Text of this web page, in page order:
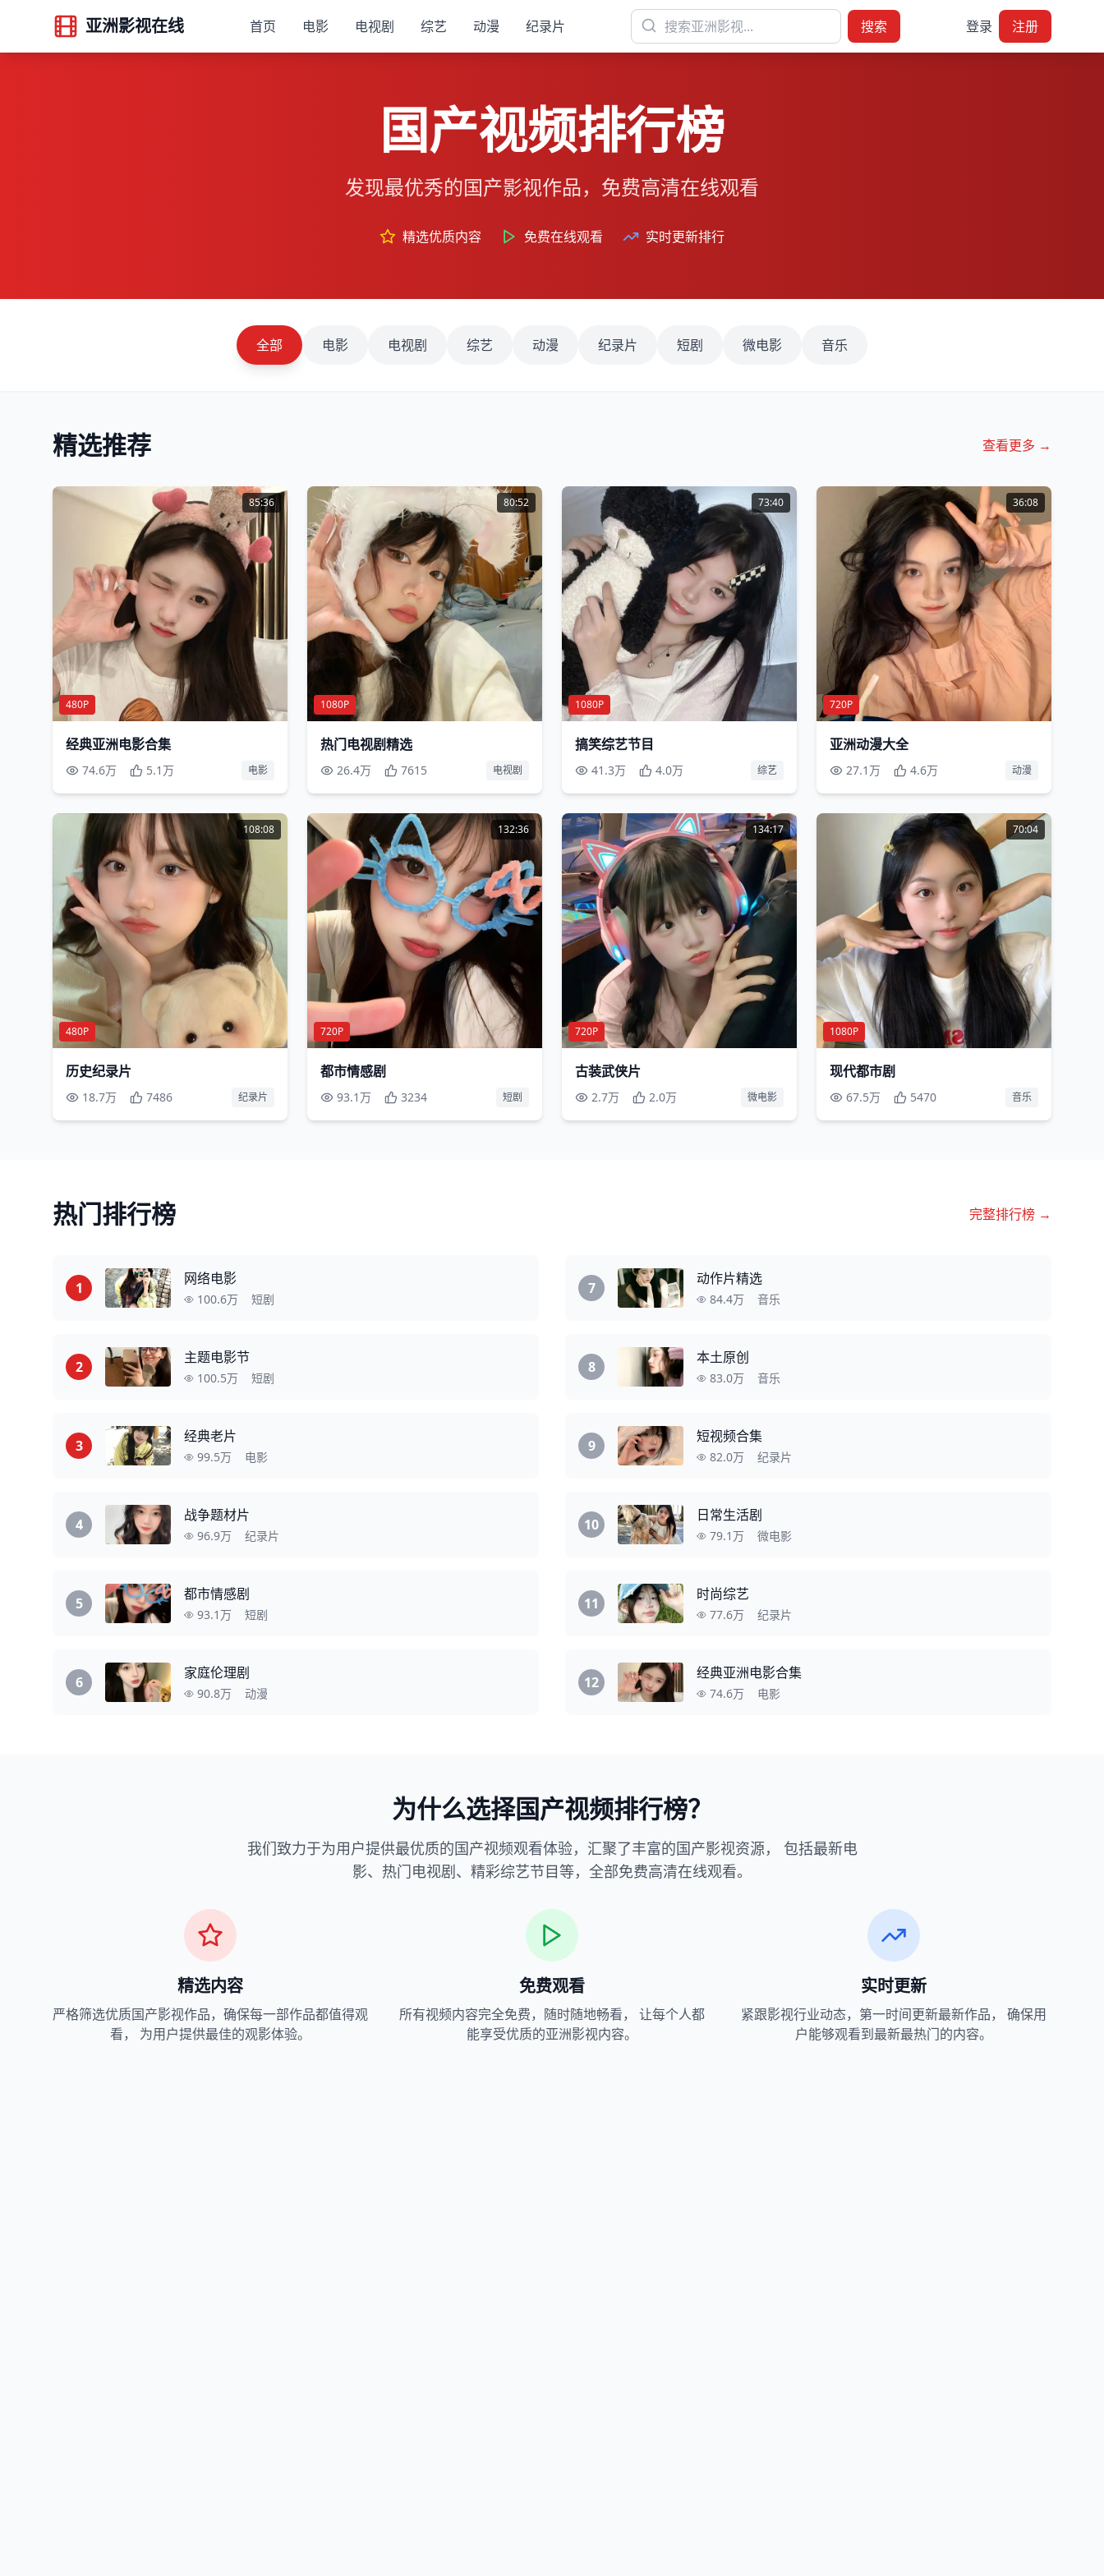
亚洲影视在线 首页 电影 电视剧 综艺 动漫 纪录片 搜索 登录 注册
国产视频排行榜
发现最优秀的国产影视作品，免费高清在线观看
精选优质内容 免费在线观看 实时更新排行
全部 电影 电视剧 综艺 动漫 纪录片 短剧 微电影 音乐
精选推荐 查看更多 →
85:36
480P
经典亚洲电影合集
74.6万 5.1万 电影
80:52
1080P
热门电视剧精选
26.4万 7615 电视剧
73:40
1080P
搞笑综艺节目
41.3万 4.0万 综艺
36:08
720P
亚洲动漫大全
27.1万 4.6万 动漫
108:08
480P
历史纪录片
18.7万 7486 纪录片
132:36
720P
都市情感剧
93.1万 3234 短剧
134:17
720P
古装武侠片
2.7万 2.0万 微电影
70:04
1080P
现代都市剧
67.5万 5470 音乐
热门排行榜 完整排行榜 →
1
网络电影
100.6万 短剧
2
主题电影节
100.5万 短剧
3
经典老片
99.5万 电影
4
战争题材片
96.9万 纪录片
5
都市情感剧
93.1万 短剧
6
家庭伦理剧
90.8万 动漫
7
动作片精选
84.4万 音乐
8
本土原创
83.0万 音乐
9
短视频合集
82.0万 纪录片
10
日常生活剧
79.1万 微电影
11
时尚综艺
77.6万 纪录片
12
经典亚洲电影合集
74.6万 电影
为什么选择国产视频排行榜？
我们致力于为用户提供最优质的国产视频观看体验，汇聚了丰富的国产影视资源， 包括最新电
影、热门电视剧、精彩综艺节目等，全部免费高清在线观看。
精选内容
严格筛选优质国产影视作品，确保每一部作品都值得观
看， 为用户提供最佳的观影体验。
免费观看
所有视频内容完全免费，随时随地畅看， 让每个人都
能享受优质的亚洲影视内容。
实时更新
紧跟影视行业动态，第一时间更新最新作品， 确保用
户能够观看到最新最热门的内容。